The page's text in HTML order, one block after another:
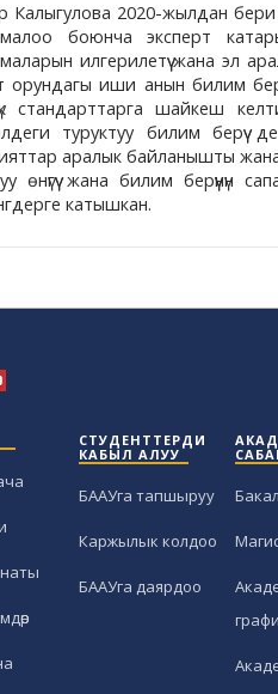
Калыгулова 2020-жылдан бери
боюнча эксперт
илгерилетүү жана эл
орундагы иши анын билим
стандарттарга шайкеш
туруктуу билим берүү
аралык байланышты жана
өнүгүү жана билим
катышкан.
СТУДЕНТТЕРДИ
КАБЫЛ АЛУУ
БААУга тапшыруу
Каржылык колдоо
БААУга даярдоо